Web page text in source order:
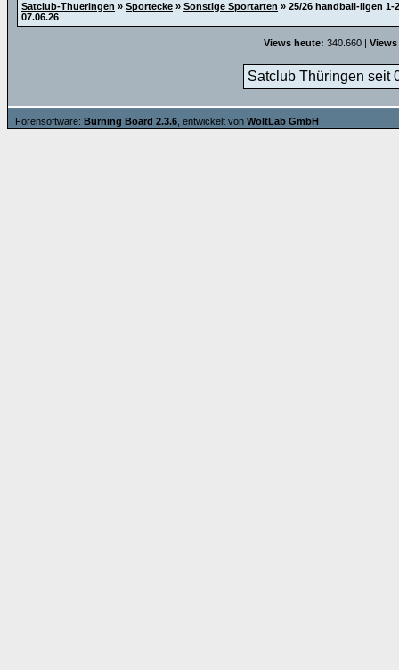
Satclub-Thueringen » Sportecke » Sonstige Sportarten » 25/26 handball-ligen 1-
07.06.26
Views heute: 340.660 |
Satclub Thüringen seit
Forensoftware: Burning Board 2.3.6 , entwickelt von WoltLab GmbH